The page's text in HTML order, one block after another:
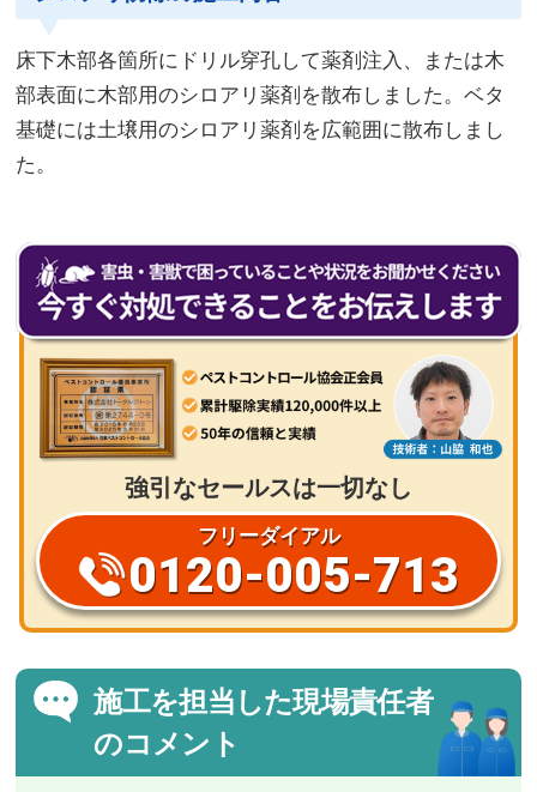
床下木部各箇所にドリル穿孔して薬剤注入、または木
部表面に木部用のシロアリ薬剤を散布しました。ベタ
基礎には土壌用のシロアリ薬剤を広範囲に散布しまし
た。
強引なセールスは一切なし
フリーダイアル
0120-005-713
施工を担当した現場責任者
のコメント